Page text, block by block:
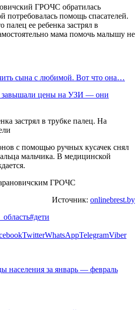
ГРОЧС обратилась
потребовалась помощь спасателей.
палец ее ребенка застрял в
мама помочь малышу не
сына с любимой. Вот что она…
завышали цены на УЗИ — они
с помощью ручных кусачек снял
мальчика. В медицинской
ГРОЧС
Источник: onlinebrest.by
#дети
TwitterWhatsAppTelegramViber
населения за январь — февраль